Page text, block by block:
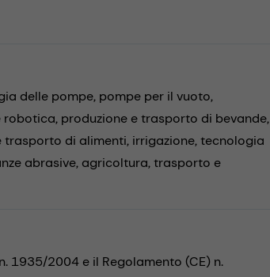
delle pompe, pompe per il vuoto,
robotica, produzione e trasporto di bevande,
trasporto di alimenti, irrigazione,tecnologia
abrasive, agricoltura,trasporto e
1935/2004 e il Regolamento (CE) n.